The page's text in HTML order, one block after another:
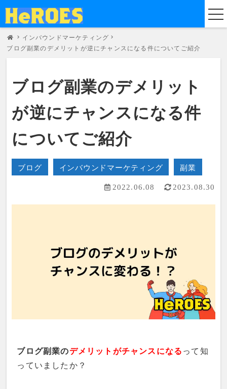
インバウンドマーケティング
ブログ副業のデメリットが逆にチャンスになる件についてご紹介
ブログ副業のデメリット
が逆にチャンスになる件
についてご紹介
ブログ インバウンドマーケティング 副業
2022.06.08 2023.08.30
ブログ副業のデメリットがチャンスになるって知
っていましたか？